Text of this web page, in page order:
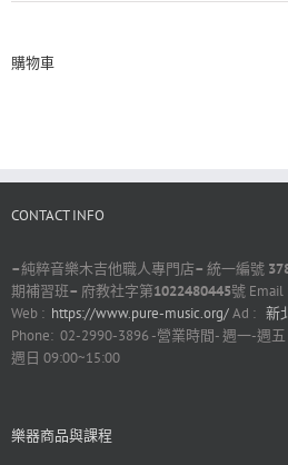
購物車
CONTACT INFO
–純粹音樂木吉他職人專門店– 統一編號
期補習班– 府教社字第1022480445號 Email
Web : https://www.pure-music.org/Ad : 新
Phone: 02-2990-3896 -營業時間- 週一-週
週日 09:00~15:00
樂器商品與課程